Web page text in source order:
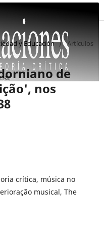
y Educación / Artículos
de
nos
crítica, música no
musical, The